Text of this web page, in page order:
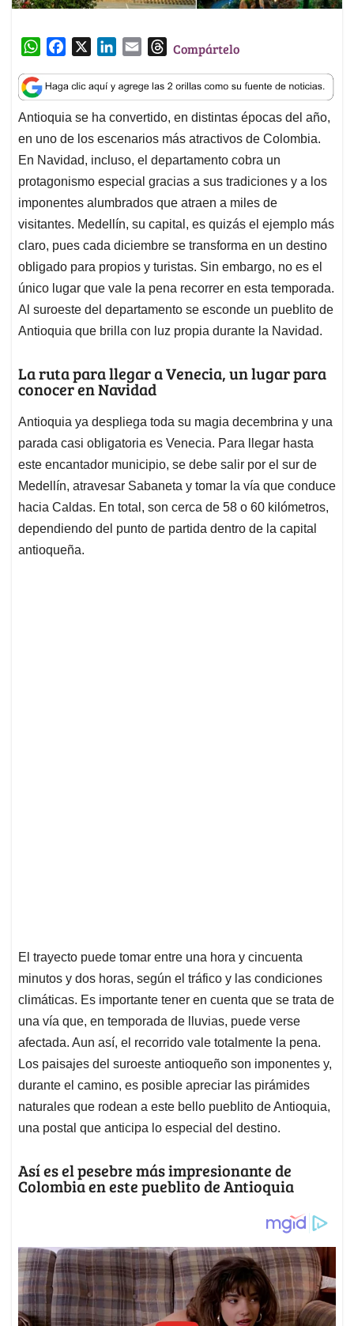
W
a
t
s
A
p
p
c
e
b
o
o
k
n
k
e
d
I
n
a
i
l
T
r
e
a
d
s
Compártelo
Antioquia se ha convertido, en distintas épocas del año,
en uno de los escenarios más atractivos de Colombia.
En Navidad, incluso, el departamento cobra un
protagonismo especial gracias a sus tradiciones y a los
imponentes alumbrados que atraen a miles de
visitantes. Medellín, su capital, es quizás el ejemplo más
claro, pues cada diciembre se transforma en un destino
obligado para propios y turistas. Sin embargo, no es el
único lugar que vale la pena recorrer en esta temporada.
Al suroeste del departamento se esconde un pueblito de
Antioquia que brilla con luz propia durante la Navidad.
La ruta para llegar a Venecia, un lugar para
conocer en Navidad
Antioquia ya despliega toda su magia decembrina y una
parada casi obligatoria es Venecia. Para llegar hasta
este encantador municipio, se debe salir por el sur de
Medellín, atravesar Sabaneta y tomar la vía que conduce
hacia Caldas. En total, son cerca de 58 o 60 kilómetros,
dependiendo del punto de partida dentro de la capital
antioqueña.
El trayecto puede tomar entre una hora y cincuenta
minutos y dos horas, según el tráfico y las condiciones
climáticas. Es importante tener en cuenta que se trata de
una vía que, en temporada de lluvias, puede verse
afectada. Aun así, el recorrido vale totalmente la pena.
Los paisajes del suroeste antioqueño son imponentes y,
durante el camino, es posible apreciar las pirámides
naturales que rodean a este bello pueblito de Antioquia,
una postal que anticipa lo especial del destino.
Así es el pesebre más impresionante de
Colombia en este pueblito de Antioquia